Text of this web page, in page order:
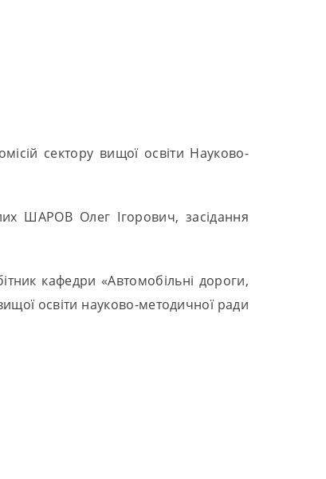
сектору вищої освіти Науково-
ШАРОВ Олег Ігорович, засідання
кафедри «Автомобільні дороги,
освіти науково-методичної ради